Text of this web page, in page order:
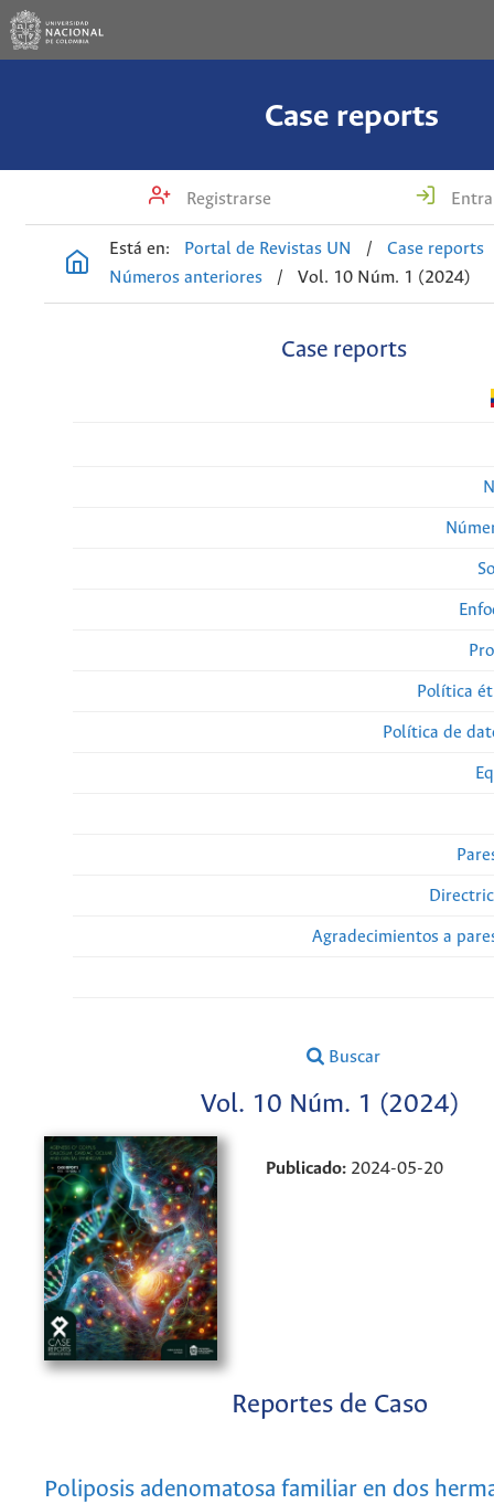
Case reports
Registrarse
Está en: Portal de Revistas UN /
Case reports
Números anteriores
/ Vol. 10 Núm. 1 (2024)
Case reports
Política
Política de
Agradecimientos a
Buscar
Vol. 10 Núm. 1 (2024)
Publicado: 2024-05-20
Reportes de Caso
Poliposis adenomatosa familiar en dos